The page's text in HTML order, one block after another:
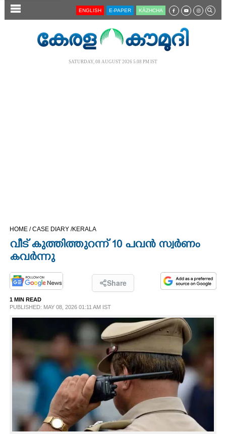
SECTIONS
SPIRITUAL
INFO+
ENGLISH E-PAPER KĀZHCHA
SATURDAY, 08 AUGUST 2026 5.08 PM IST
HOME /CASE DIARY /KERALA
വീട് കുത്തിത്തുറന്ന് 10 പവൻ സ്വർണം
കവർന്നു
Share
1 MIN READ
PUBLISHED: MAY 08, 2026 01:11 AM IST